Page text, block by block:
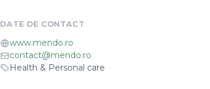
DATE DE CONTACT
www.mendo.ro
contact@mendo.ro
Health & Personal care